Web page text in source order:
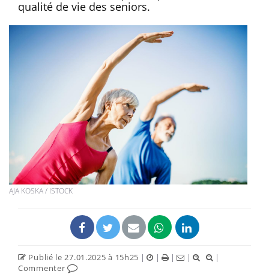
qualité de vie des seniors.
AJA KOSKA / ISTOCK
Publié le 27.01.2025 à 15h25 | | | |
|
Commenter